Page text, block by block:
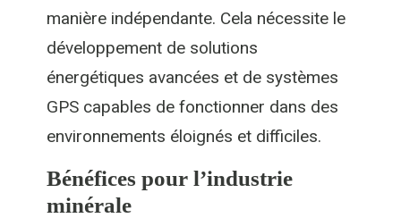
manière indépendante. Cela nécessite le
développement de solutions
énergétiques avancées et de systèmes
GPS capables de fonctionner dans des
environnements éloignés et difficiles.
Bénéfices pour l’industrie
minérale